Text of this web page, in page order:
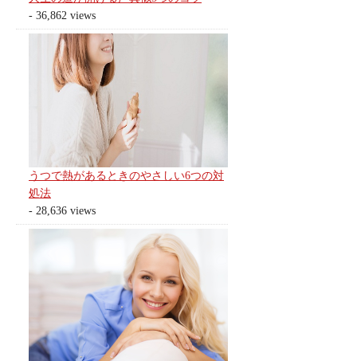
- 36,862 views
うつで熱があるときのやさしい6つの対
処法
- 28,636 views